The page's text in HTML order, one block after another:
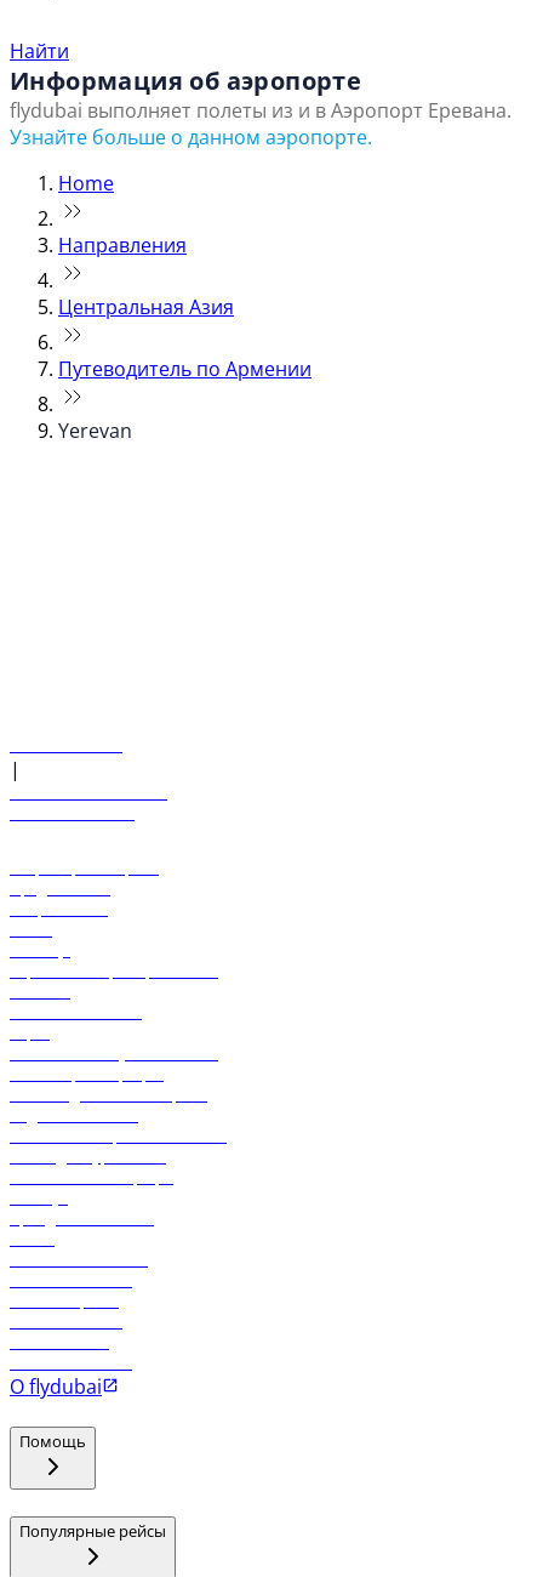
Найти
Информация об аэропорте
flydubai выполняет полеты из и в Аэропорт Еревана.
Узнайте больше о данном аэропорте.
Home
Направления
Центральная Азия
Путеводитель по Армении
Yerevan
|
О flydubai
Помощь
Популярные рейсы